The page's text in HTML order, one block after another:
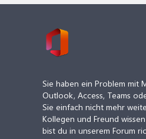
Sie haben ein Problem mit
Outlook, Access, Teams
Sie einfach nicht mehr
Kollegen und Freund
bist du in unserem Forum